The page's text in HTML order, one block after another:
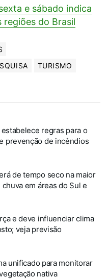
e sábado indica
do Brasil
TURISMO
regras para o
prevenção de incêndios
de tempo seco na maior
em áreas do Sul e
e deve influenciar clima
veja previsão
unificado para monitorar
nativa